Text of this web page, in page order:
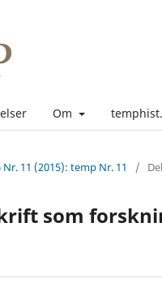
Om
Nr. 11 (2015): temp Nr. 11 /
som